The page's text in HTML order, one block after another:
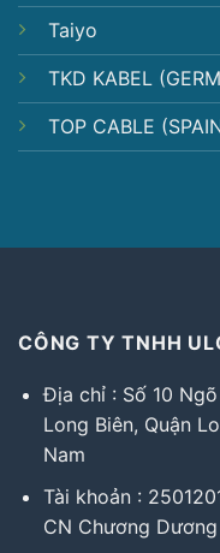
Taiyo
TKD KABEL
TOP CABLE
CÔNG TY TNHH
Địa chỉ : Số 10
Long Biên, Quận
Nam
Tài khoản :
CN Chương Dương